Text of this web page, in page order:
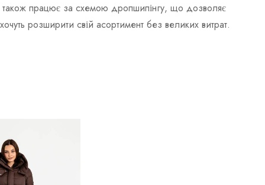
також працює за схемою дропшипінгу, що дозволяє
розширити свій асортимент без великих витрат.